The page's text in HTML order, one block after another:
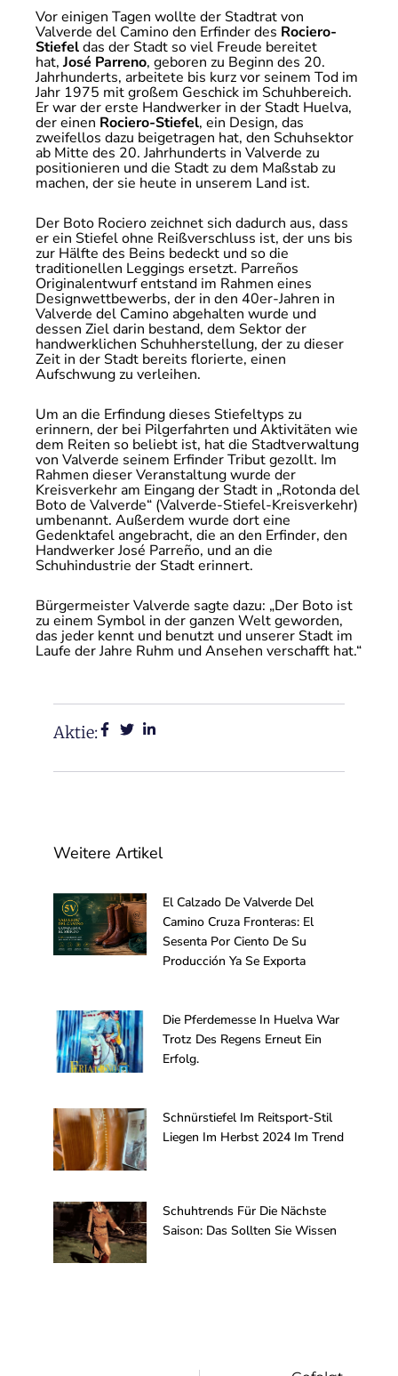
Vor einigen Tagen wollte der Stadtrat von
Valverde del Camino den Erfinder des Rociero-
Stiefeldas der Stadt so viel Freude bereitet
hat, José Parreno, geboren zu Beginn des 20.
Jahrhunderts, arbeitete bis kurz vor seinem Tod im
Jahr 1975 mit großem Geschick im Schuhbereich.
Er war der erste Handwerker in der Stadt Huelva,
der einen Rociero-Stiefel, ein Design, das
zweifellos dazu beigetragen hat, den Schuhsektor
ab Mitte des 20. Jahrhunderts in Valverde zu
positionieren und die Stadt zu dem Maßstab zu
machen, der sie heute in unserem Land ist.
Der Boto Rociero zeichnet sich dadurch aus, dass
er ein Stiefel ohne Reißverschluss ist, der uns bis
zur Hälfte des Beins bedeckt und so die
traditionellen Leggings ersetzt. Parreños
Originalentwurf entstand im Rahmen eines
Designwettbewerbs, der in den 40er-Jahren in
Valverde del Camino abgehalten wurde und
dessen Ziel darin bestand, dem Sektor der
handwerklichen Schuhherstellung, der zu dieser
Zeit in der Stadt bereits florierte, einen
Aufschwung zu verleihen.
Um an die Erfindung dieses Stiefeltyps zu
erinnern, der bei Pilgerfahrten und Aktivitäten wie
dem Reiten so beliebt ist, hat die Stadtverwaltung
von Valverde seinem Erfinder Tribut gezollt. Im
Rahmen dieser Veranstaltung wurde der
Kreisverkehr am Eingang der Stadt in „Rotonda del
Boto de Valverde“ (Valverde-Stiefel-Kreisverkehr)
umbenannt. Außerdem wurde dort eine
Gedenktafel angebracht, die an den Erfinder, den
Handwerker José Parreño, und an die
Schuhindustrie der Stadt erinnert.
Bürgermeister Valverde sagte dazu: „Der Boto ist
zu einem Symbol in der ganzen Welt geworden,
das jeder kennt und benutzt und unserer Stadt im
Laufe der Jahre Ruhm und Ansehen verschafft hat.“
Aktie:
Weitere Artikel
El Calzado De Valverde Del
Camino Cruza Fronteras: El
Sesenta Por Ciento De Su
Producción Ya Se Exporta
Die Pferdemesse In Huelva War
Trotz Des Regens Erneut Ein
Erfolg.
Schnürstiefel Im Reitsport-Stil
Liegen Im Herbst 2024 Im Trend
Schuhtrends Für Die Nächste
Saison: Das Sollten Sie Wissen